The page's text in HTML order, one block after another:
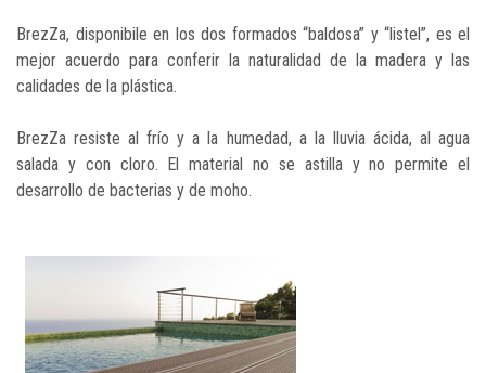
BrezZa, disponibile en los dos formados “baldosa” y “listel”, es el
mejor acuerdo para conferir la naturalidad de la madera y las
calidades de la plástica.
BrezZa resiste al frío y a la humedad, a la lluvia ácida, al agua
salada y con cloro. El material no se astilla y no permite el
desarrollo de bacterias y de moho.